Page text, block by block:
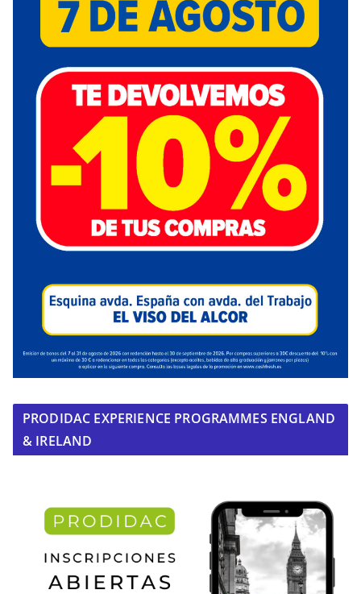
PRODIDAC EXPERIENCE PROGRAMMES ENGLAND
& IRELAND